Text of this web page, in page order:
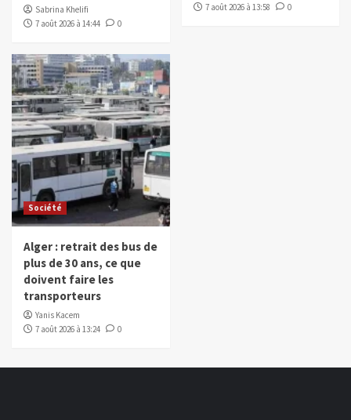
Sabrina Khelifi
7 août 2026 à 14:44
0
7 août 2026 à 13:58
0
Société
Alger : retrait des bus de
plus de 30 ans, ce que
doivent faire les
transporteurs
Yanis Kacem
7 août 2026 à 13:24
0